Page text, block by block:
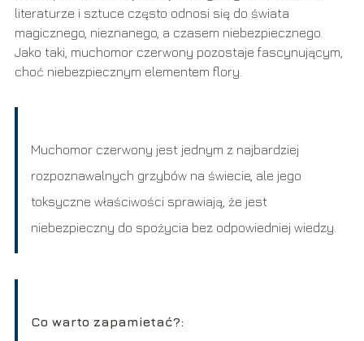
literaturze i sztuce często odnosi się do świata
magicznego, nieznanego, a czasem niebezpiecznego.
Jako taki, muchomor czerwony pozostaje fascynującym,
choć niebezpiecznym elementem flory.
Muchomor czerwony jest jednym z najbardziej
rozpoznawalnych grzybów na świecie, ale jego
toksyczne właściwości sprawiają, że jest
niebezpieczny do spożycia bez odpowiedniej wiedzy.
Co warto zapamietać?: